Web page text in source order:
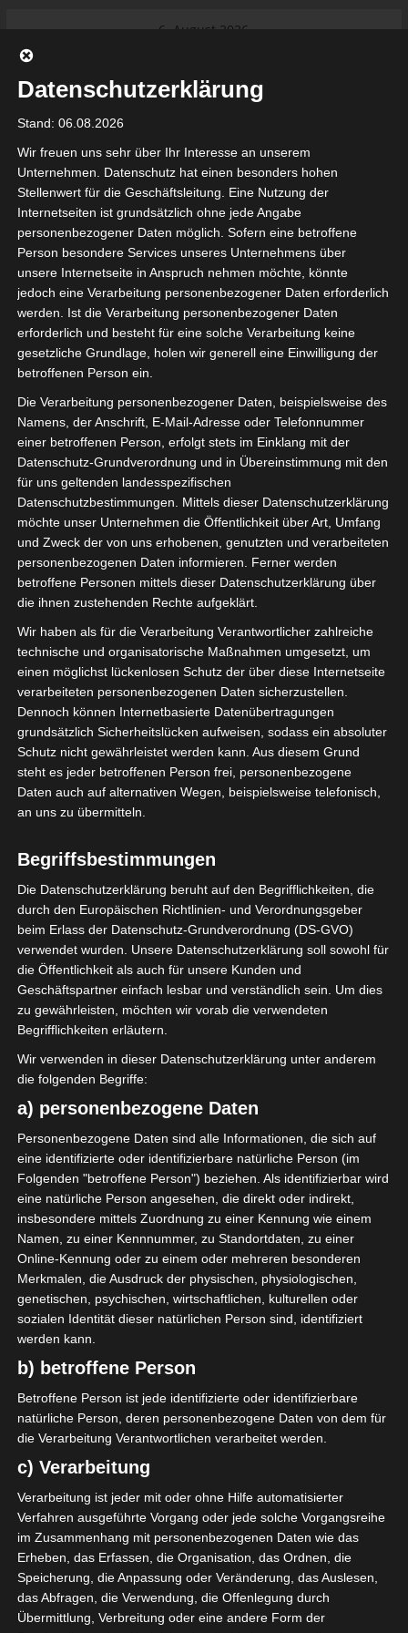
6. August 2026
beginnt am 22. und 23. August
2026 (Update)
Meisterschaft an
Ligue 1 Pro: Spielplan der ersten 15
Spieltage der Saison 2026/2027
Ligue 2 Pro Tunesien 2026/2027 –
Saison beginnt am am 19./20.
September 2026
Internationaler Sportgerichtshof
lehnt Eilverfahren ab – AS Soliman
steuert auf die Ligue 2 zu
tunesienfussball.de
Tunesien Ligafußball
von Google Adsense (Google Ireland Limited, Gordon House, Barrow
Ireland) benötigen wir laut DSGVO Ihre Zustimmung. Es werden seitens
Daten erhoben, verarbeitet und gespeichert. Welche Daten genau
bitte den Datenschutzbedingungen.
Google Adsenseist deaktiviert. ✓ Erlauben Datenschutzbedingungen
Sie befinden sich hier:Startseite»Avenir Sportif de
Rejiche (ASR) – Avenir Sportif de Soliman (ASS)
7 Okt. 2022 -
15:00
Meisterschaft Tunesien 2022/2023 -
Gruppenphase| Spieltag 1
Halbzeit: -
Avenir Sportif de
Rejiche (ASR) 0
Avenir Sportif de
Soliman (ASS) 0
ENDERGEBNIS
Stade municipal Rejiche
Étoile Sportive du Sahel Sousse (ESS) – Union Sport
ive de Tataouine (UST)
Olympique de Béjà (OB) – Union Sportive Monastir
ienne (USMO)
Die nächsten Begegnungen
SPIELTAG 1
22 Aug. 2026
16:30
PS Sakiet Eddaïer
22 Aug. 2026
Stade Tunisien
- -
CS Sfax
22 Aug. 2026
16:30
ES Tunis
- -
ESS Sousse
22 Aug. 2026
16:30
ES Métlaoui
- -
Club Africain
22 Aug. 2026
Datenschutzerklärung
Stand: 06.08.2026
Wir freuen uns sehr über Ihr Interesse an unserem
Unternehmen. Datenschutz hat einen besonders hohen
Stellenwert für die Geschäftsleitung. Eine Nutzung der
Internetseiten ist grundsätzlich ohne jede Angabe
personenbezogener Daten möglich. Sofern eine betroffene
Person besondere Services unseres Unternehmens über
unsere Internetseite in Anspruch nehmen möchte, könnte
jedoch eine Verarbeitung personenbezogener Daten erforderlich
werden. Ist die Verarbeitung personenbezogener Daten
erforderlich und besteht für eine solche Verarbeitung keine
gesetzliche Grundlage, holen wir generell eine Einwilligung der
betroffenen Person ein.
Die Verarbeitung personenbezogener Daten, beispielsweise des
Namens, der Anschrift, E-Mail-Adresse oder Telefonnummer
einer betroffenen Person, erfolgt stets im Einklang mit der
Datenschutz-Grundverordnung und in Übereinstimmung mit den
für uns geltenden landesspezifischen
Datenschutzbestimmungen. Mittels dieser Datenschutzerklärung
möchte unser Unternehmen die Öffentlichkeit über Art, Umfang
und Zweck der von uns erhobenen, genutzten und verarbeiteten
personenbezogenen Daten informieren. Ferner werden
betroffene Personen mittels dieser Datenschutzerklärung über
die ihnen zustehenden Rechte aufgeklärt.
Wir haben als für die Verarbeitung Verantwortlicher zahlreiche
technische und organisatorische Maßnahmen umgesetzt, um
einen möglichst lückenlosen Schutz der über diese Internetseite
verarbeiteten personenbezogenen Daten sicherzustellen.
Dennoch können Internetbasierte Datenübertragungen
grundsätzlich Sicherheitslücken aufweisen, sodass ein absoluter
Schutz nicht gewährleistet werden kann. Aus diesem Grund
steht es jeder betroffenen Person frei, personenbezogene
Daten auch auf alternativen Wegen, beispielsweise telefonisch,
an uns zu übermitteln.
Begriffsbestimmungen
Die Datenschutzerklärung beruht auf den Begrifflichkeiten, die
durch den Europäischen Richtlinien- und Verordnungsgeber
beim Erlass der Datenschutz-Grundverordnung (DS-GVO)
verwendet wurden. Unsere Datenschutzerklärung soll sowohl für
die Öffentlichkeit als auch für unsere Kunden und
Geschäftspartner einfach lesbar und verständlich sein. Um dies
zu gewährleisten, möchten wir vorab die verwendeten
Begrifflichkeiten erläutern.
Wir verwenden in dieser Datenschutzerklärung unter anderem
die folgenden Begriffe:
a) personenbezogene Daten
Personenbezogene Daten sind alle Informationen, die sich auf
eine identifizierte oder identifizierbare natürliche Person (im
Folgenden "betroffene Person") beziehen. Als identifizierbar wird
eine natürliche Person angesehen, die direkt oder indirekt,
insbesondere mittels Zuordnung zu einer Kennung wie einem
Namen, zu einer Kennnummer, zu Standortdaten, zu einer
Online-Kennung oder zu einem oder mehreren besonderen
Merkmalen, die Ausdruck der physischen, physiologischen,
genetischen, psychischen, wirtschaftlichen, kulturellen oder
sozialen Identität dieser natürlichen Person sind, identifiziert
werden kann.
b) betroffene Person
Betroffene Person ist jede identifizierte oder identifizierbare
natürliche Person, deren personenbezogene Daten von dem für
die Verarbeitung Verantwortlichen verarbeitet werden.
c) Verarbeitung
Verarbeitung ist jeder mit oder ohne Hilfe automatisierter
Verfahren ausgeführte Vorgang oder jede solche Vorgangsreihe
im Zusammenhang mit personenbezogenen Daten wie das
Erheben, das Erfassen, die Organisation, das Ordnen, die
Speicherung, die Anpassung oder Veränderung, das Auslesen,
das Abfragen, die Verwendung, die Offenlegung durch
Übermittlung, Verbreitung oder eine andere Form der